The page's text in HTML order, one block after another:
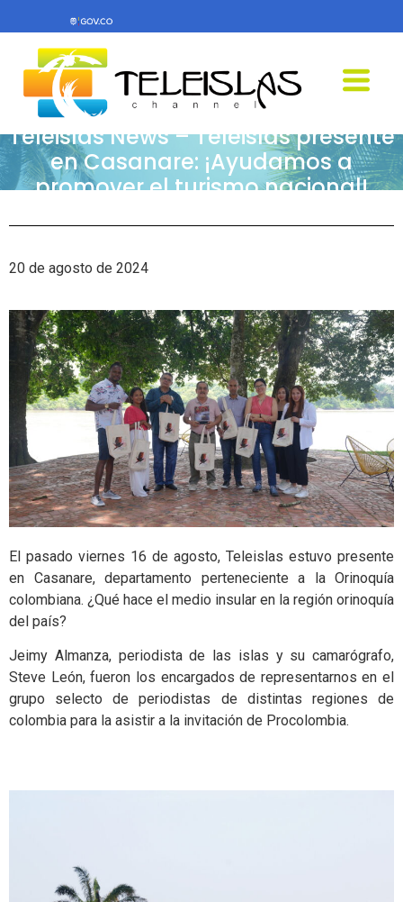
Teleislas News – Teleislas presente
en Casanare: ¡Ayudamos a
promover el turismo nacional!
20 de agosto de 2024
El pasado viernes 16 de agosto, Teleislas estuvo presente
en Casanare, departamento perteneciente a la Orinoquía
colombiana. ¿Qué hace el medio insular en la región orinoquía
del país?
Jeimy Almanza, periodista de las islas y su camarógrafo,
Steve León, fueron los encargados de representarnos en el
grupo selecto de periodistas de distintas regiones de
colombia para la asistir a la invitación de Procolombia.